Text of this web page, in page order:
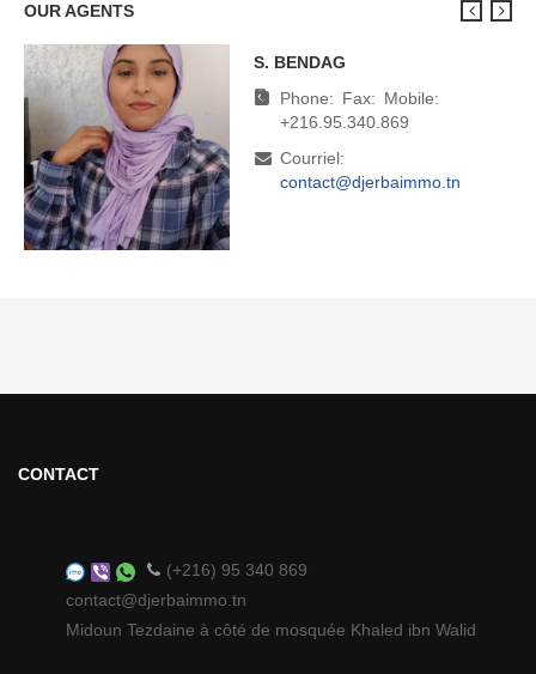
OUR AGENTS
S. BENDAG
Phone: Fax: Mobile:
+216.95.340.869
Courriel:
contact@djerbaimmo.tn
M. BOUDHINA
Phone: Fax: Mobile:
+216.95.340.869
Courriel:
direction@djerbaimmo.tn
CONTACT
(+216) 95 340 869
contact@djerbaimmo.tn
Midoun Tezdaine à côté de mosquée Khaled ibn Walid